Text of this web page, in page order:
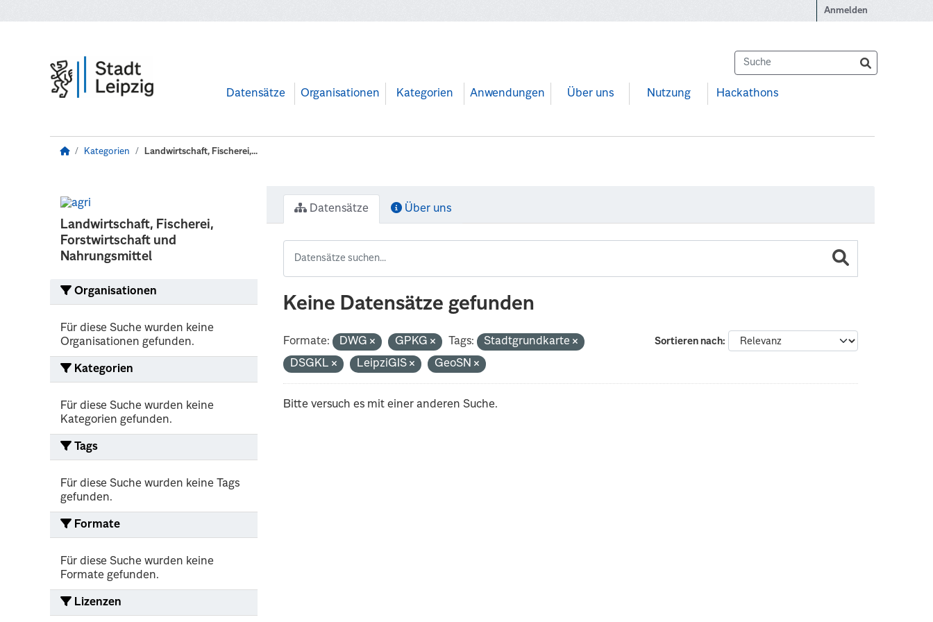
Anmelden
Datensätze Organisationen Kategorien Anwendungen Über uns Nutzung Hackathons
Kategorien Landwirtschaft, Fischerei,...
Landwirtschaft, Fischerei,
Forstwirtschaft und
Nahrungsmittel
Organisationen
Für diese Suche wurden keine
Organisationen gefunden.
Kategorien
Für diese Suche wurden keine
Kategorien gefunden.
Tags
Für diese Suche wurden keine Tags
gefunden.
Formate
Für diese Suche wurden keine
Formate gefunden.
Lizenzen
Datensätze Über uns
Keine Datensätze gefunden
Sortieren nach
Formate: DWG GPKG Tags:
Stadtgrundkarte
DSGKL
LeipziGIS GeoSN
Bitte versuch es mit einer anderen Suche.